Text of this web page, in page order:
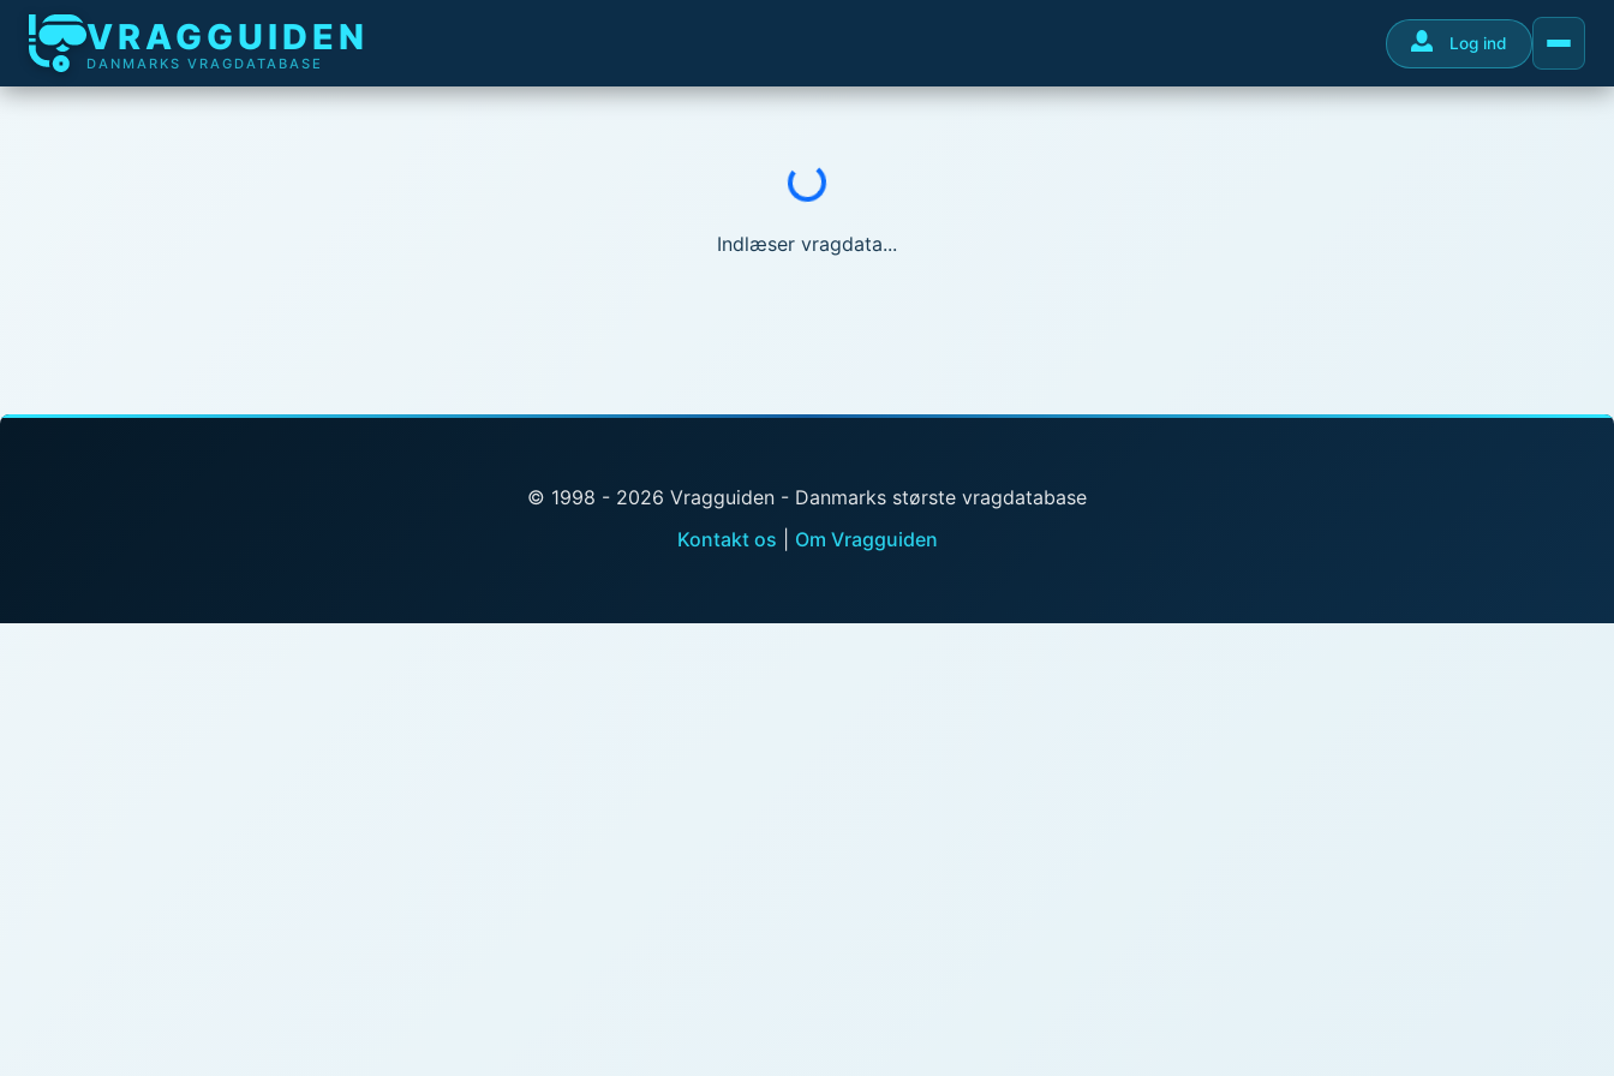
VRAGGUIDEN
DANMARKS VRAGDATABASE
Log ind
Indlæser...
Indlæser vragdata...
© 1998 - 2026 Vragguiden - Danmarks største vragdatabase
Kontakt os
Om Vragguiden